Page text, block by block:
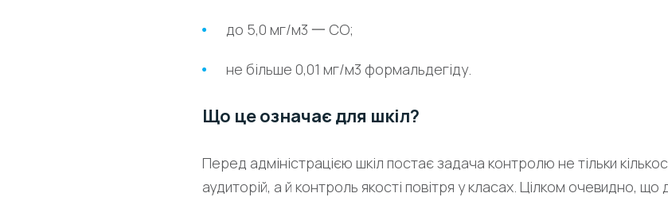
до 5,0 мг/м3 一 СО;
не більше 0,01 мг/м3 формальдегіду.
Що це означає для шкіл?
Перед адміністрацією шкіл постає задача контролю не тільки
аудиторій, а й контроль якості повітря у класах. Цілком очевидно,